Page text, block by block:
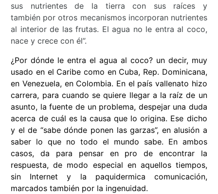
sus nutrientes de la tierra con sus raíces y
también por otros mecanismos incorporan nutrientes
al interior de las frutas. Elagua no le entra al coco,
nace y crece con él”.
¿Por dónde le entra el agua al coco? un decir, muy
usado en el Caribe como en Cuba, Rep. Dominicana,
en Venezuela, en Colombia. En el país vallenato hizo
carrera, para cuando se quiere llegar a la raíz de un
asunto, la fuente de un problema, despejar una duda
acerca de cuál es la causa que lo origina. Ese dicho
y el de “sabe dónde ponen las garzas”, en alusión a
saber lo que no todo el mundo sabe. En ambos
casos, da para pensar en pro de encontrar la
respuesta, de modo especial en aquellos tiempos,
sin Internet y la paquidermica comunicación,
marcados también por la ingenuidad.